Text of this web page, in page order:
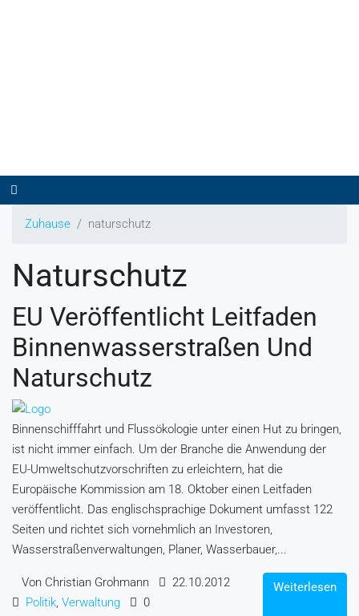
Zuhause naturschutz
Naturschutz
EU Veröffentlicht Leitfaden
Binnenwasserstraßen Und
Naturschutz
Binnenschifffahrt und Flussökologie unter einen Hut zu bringen,
ist nicht immer einfach. Um der Branche die Anwendung der
EU-Umweltschutzvorschriften zu erleichtern, hat die
Europäische Kommission am 18. Oktober einen Leitfaden
veröffentlicht. Das englischsprachige Dokument umfasst 122
Seiten und richtet sich vornehmlich an Investoren,
Wasserstraßenverwaltungen, Planer, Wasserbauer,...
Von Christian Grohmann
22.10.2012
Politik, Verwaltung 0
Weiterlesen